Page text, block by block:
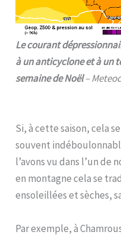
Le courant
à un anticyclone et à un
semaine de Noël–
Si, à cette saison, cela
souvent
l’avons vu dans l’un de
en montagne cela se
ensoleillées et sèches,
Par exemple, à